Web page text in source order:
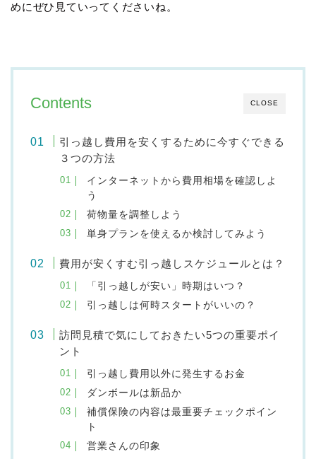
めにぜひ見ていってくださいね。
CLOSE
Contents
引っ越し費用を安くするために今すぐできる
３つの方法
インターネットから費用相場を確認しよ
う
荷物量を調整しよう
単身プランを使えるか検討してみよう
費用が安くすむ引っ越しスケジュールとは？
「引っ越しが安い」時期はいつ？
引っ越しは何時スタートがいいの？
訪問見積で気にしておきたい5つの重要ポイ
ント
引っ越し費用以外に発生するお金
ダンボールは新品か
補償保険の内容は最重要チェックポイン
ト
営業さんの印象